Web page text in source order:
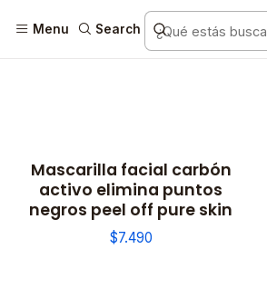
Menu Search
Mascarilla facial carbón
activo elimina puntos
negros peel off pure skin
$7.490